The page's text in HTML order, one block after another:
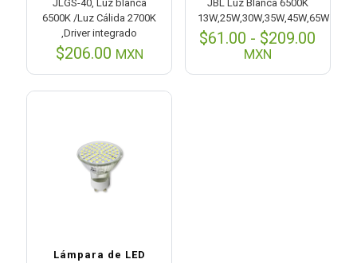
JLGS-40, Luz blanca
6500K /Luz Cálida 2700K
,Driver integrado
$206.00 MXN
JBL Luz Blanca 6500K
13W,25W,30W,35W,45W,65W
$61.00 - $209.00
MXN
Lámpara de LED